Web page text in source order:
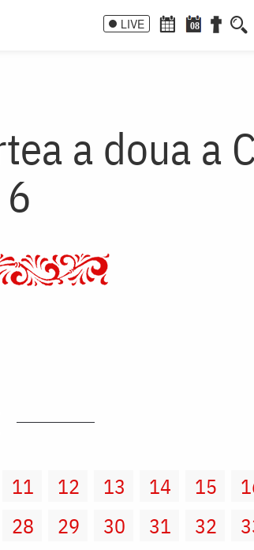
LIVE 08
a doua a
11 12 13 14 15
28 29 30 31 32